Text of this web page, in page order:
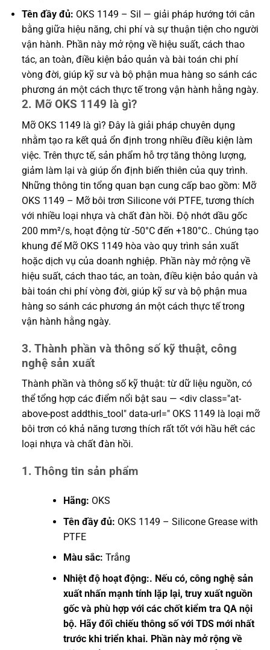
Tên đầy đủ: OKS 1149 – Sil — giải pháp hướng tới cân
bằng giữa hiệu năng, chi phí và sự thuận tiện cho người
vận hành. Phần này mở rộng về hiệu suất, cách thao
tác, an toàn, điều kiện bảo quản và bài toán chi phí
vòng đời, giúp kỹ sư và bộ phận mua hàng so sánh các
phương án một cách thực tế trong vận hành hằng ngày.
2. Mỡ OKS 1149 là gì?
Mỡ OKS 1149 là gì? Đây là giải pháp chuyên dụng
nhằm tạo ra kết quả ổn định trong nhiều điều kiện làm
việc. Trên thực tế, sản phẩm hỗ trợ tăng thông lượng,
giảm làm lại và giúp ổn định biến thiên của quy trình.
Những thông tin tổng quan bạn cung cấp bao gồm: Mỡ
OKS 1149 – Mỡ bôi trơn Silicone với PTFE, tương thích
với nhiều loại nhựa và chất đàn hồi. Độ nhớt dầu gốc
200 mm²/s, hoạt động từ -50°C đến +180°C.. Chúng tạo
khung để Mỡ OKS 1149 hòa vào quy trình sản xuất
hoặc dịch vụ của doanh nghiệp. Phần này mở rộng về
hiệu suất, cách thao tác, an toàn, điều kiện bảo quản và
bài toán chi phí vòng đời, giúp kỹ sư và bộ phận mua
hàng so sánh các phương án một cách thực tế trong
vận hành hằng ngày.
3. Thành phần và thông số kỹ thuật, công
nghệ sản xuất
Thành phần và thông số kỹ thuật: từ dữ liệu nguồn, có
thể tổng hợp các điểm nổi bật sau — <div class="at-
above-post addthis_tool" data-url=" OKS 1149 là loại mỡ
bôi trơn có khả năng tương thích rất tốt với hầu hết các
loại nhựa và chất đàn hồi.
1. Thông tin sản phẩm
Hãng: OKS
Tên đầy đủ: OKS 1149 – Silicone Grease with
PTFE
Màu sắc: Trắng
Nhiệt độ hoạt động:. Nếu có, công nghệ sản
xuất nhấn mạnh tính lặp lại, truy xuất nguồn
gốc và phù hợp với các chốt kiểm tra QA nội
bộ. Hãy đối chiếu thông số với TDS mới nhất
trước khi triển khai. Phần này mở rộng về